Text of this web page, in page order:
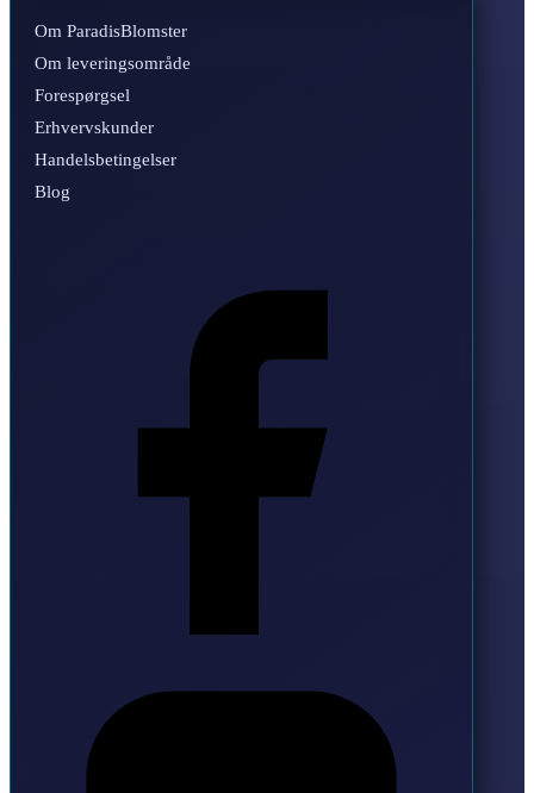
Om ParadisBlomster
Om leveringsområde
Forespørgsel
Erhvervskunder
Handelsbetingelser
Blog